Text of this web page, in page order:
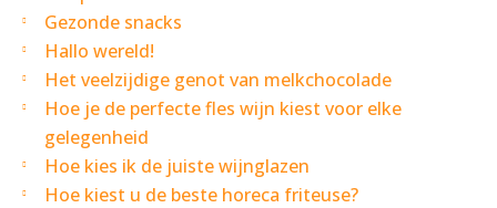
Gezonde snacks
Hallo wereld!
Het veelzijdige genot van melkchocolade
Hoe je de perfecte fles wijn kiest voor elke
gelegenheid
Hoe kies ik de juiste wijnglazen
Hoe kiest u de beste horeca friteuse?